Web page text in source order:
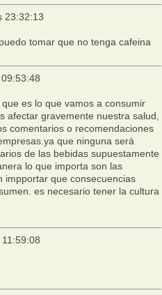
23:32:13
tomar que no tenga cafeina
es lo que vamos a consumir
afectar gravemente nuestra salud,
comentarios o recomendaciones
que ninguna será
de las bebidas supuestamente
lo que importa son las
impportar que consecuencias
es necesario tener la cultura